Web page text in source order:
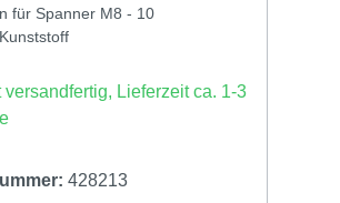
für Spanner M8 - 10
versandfertig, Lieferzeit ca. 1-3
428213